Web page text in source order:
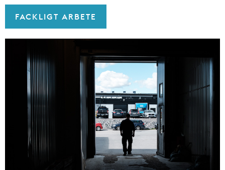
FACKLIGT ARBETE